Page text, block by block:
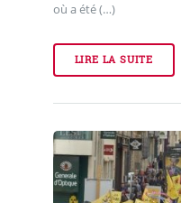
où a été (…)
LIRE LA SUITE